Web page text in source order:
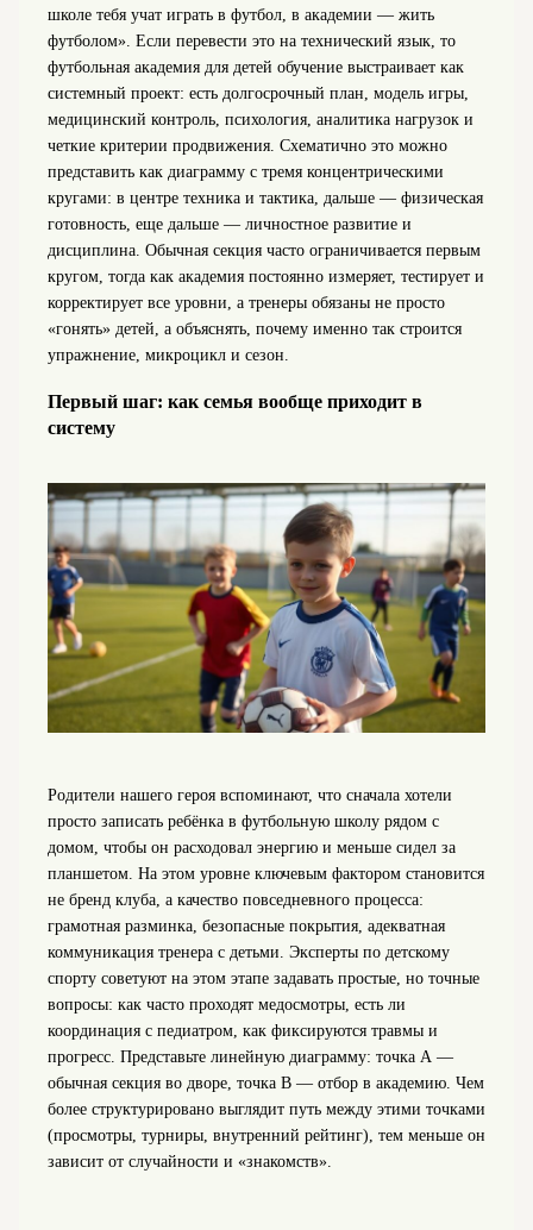
школе тебя учат играть в футбол, в академии — жить
футболом». Если перевести это на технический язык, то
футбольная академия для детей обучение выстраивает как
системный проект: есть долгосрочный план, модель игры,
медицинский контроль, психология, аналитика нагрузок и
четкие критерии продвижения. Схематично это можно
представить как диаграмму с тремя концентрическими
кругами: в центре техника и тактика, дальше — физическая
готовность, еще дальше — личностное развитие и
дисциплина. Обычная секция часто ограничивается первым
кругом, тогда как академия постоянно измеряет, тестирует и
корректирует все уровни, а тренеры обязаны не просто
«гонять» детей, а объяснять, почему именно так строится
упражнение, микроцикл и сезон.
Первый шаг: как семья вообще приходит в
систему
Родители нашего героя вспоминают, что сначала хотели
просто записать ребёнка в футбольную школу рядом с
домом, чтобы он расходовал энергию и меньше сидел за
планшетом. На этом уровне ключевым фактором становится
не бренд клуба, а качество повседневного процесса:
грамотная разминка, безопасные покрытия, адекватная
коммуникация тренера с детьми. Эксперты по детскому
спорту советуют на этом этапе задавать простые, но точные
вопросы: как часто проходят медосмотры, есть ли
координация с педиатром, как фиксируются травмы и
прогресс. Представьте линейную диаграмму: точка А —
обычная секция во дворе, точка В — отбор в академию. Чем
более структурировано выглядит путь между этими точками
(просмотры, турниры, внутренний рейтинг), тем меньше он
зависит от случайности и «знакомств».